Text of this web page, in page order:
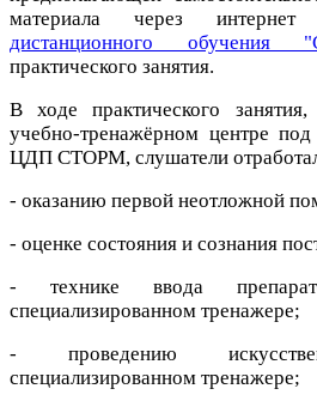
материала через
дистанционного обучения
практического занятия.
В ходе практического
учебно-тренажёрном центре под
ЦДП СТОРМ, слушатели
- оказанию первой неотложной
- оценке состояния и сознания
- технике ввода
специализированном тренажере;
- проведению
специализированном тренажере;